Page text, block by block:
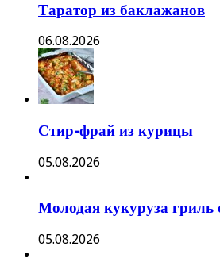
Таратор из баклажанов
06.08.2026
Стир-фрай из курицы
05.08.2026
Молодая кукуруза гриль
05.08.2026